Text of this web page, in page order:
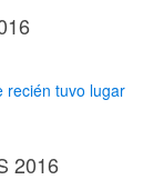
recién tuvo lugar
2016